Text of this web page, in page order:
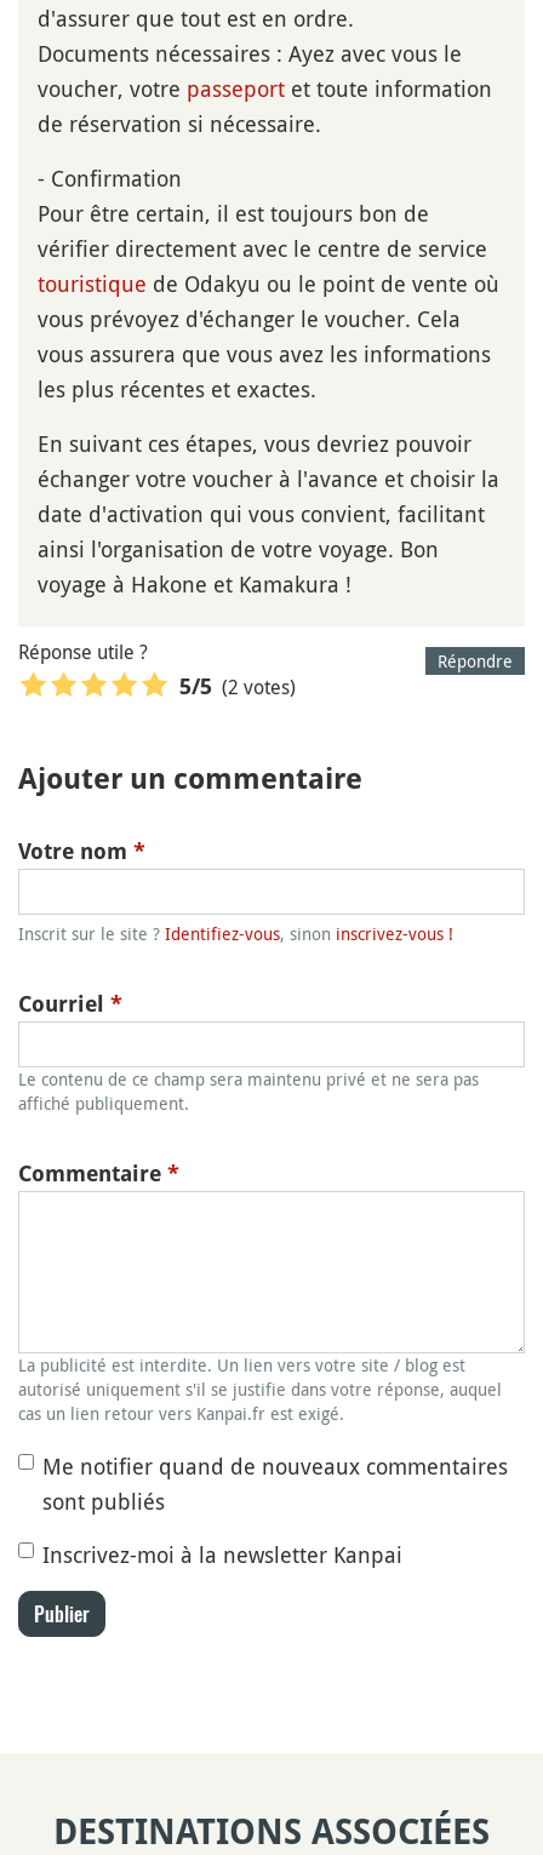
d'assurer que tout est en ordre.
Documents nécessaires : Ayez avec vous le
voucher, votre passeport et toute information
de réservation si nécessaire.
- Confirmation
Pour être certain, il est toujours bon de
vérifier directement avec le centre de service
touristique de Odakyu ou le point de vente où
vous prévoyez d'échanger le voucher. Cela
vous assurera que vous avez les informations
les plus récentes et exactes.
En suivant ces étapes, vous devriez pouvoir
échanger votre voucher à l'avance et choisir la
date d'activation qui vous convient, facilitant
ainsi l'organisation de votre voyage. Bon
voyage à Hakone et Kamakura !
Répondre
Réponse utile ?
5/5 (2 votes)
Ajouter un commentaire
Votre nom *
Inscrit sur le site ? Identifiez-vous, sinon inscrivez-vous !
Courriel *
Le contenu de ce champ sera maintenu privé et ne sera pas
affiché publiquement.
Commentaire *
La publicité est interdite. Un lien vers votre site / blog est
autorisé uniquement s'il se justifie dans votre réponse, auquel
cas un lien retour vers Kanpai.fr est exigé.
Me notifier quand de nouveaux commentaires
sont publiés
Inscrivez-moi à la newsletter Kanpai
Publier
DESTINATIONS ASSOCIÉES